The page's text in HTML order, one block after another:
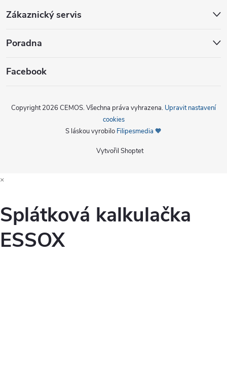
Zákaznický servis
Poradna
Facebook
Vytvořil Shoptet
Copyright 2026 CEMOS. Všechna práva vyhrazena. Upravit nastavení
cookies
S láskou vyrobilo Filipesmedia 🧡
×
Splátková kalkulačka
ESSOX